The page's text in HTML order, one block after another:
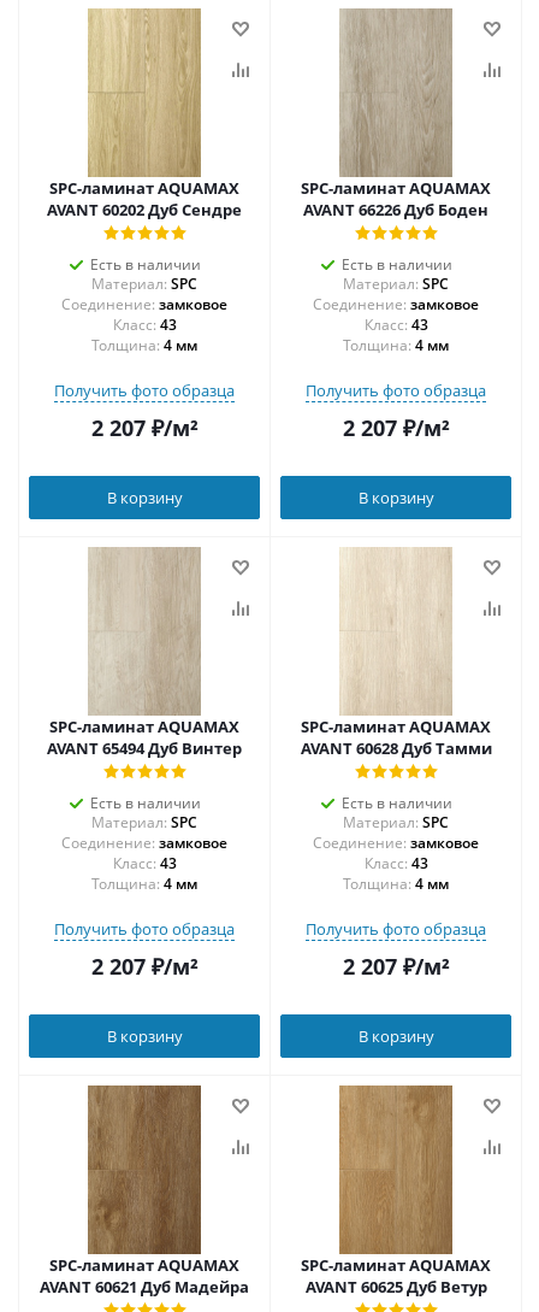
SPC-ламинат AQUAMAX
AVANT 60202 Дуб Сендре
Есть в наличии
Материал: SPC
Соединение: замковое
43
Толщина: 4 мм
Получить фото образца
2 207₽/м²
В корзину
SPC-ламинат AQUAMAX
AVANT 66226 Дуб Боден
Есть в наличии
Материал: SPC
Соединение: замковое
43
Толщина: 4 мм
Получить фото образца
2 207₽/м²
В корзину
SPC-ламинат AQUAMAX
AVANT 65494 Дуб Винтер
Есть в наличии
Материал: SPC
Соединение: замковое
43
Толщина: 4 мм
Получить фото образца
2 207₽/м²
В корзину
SPC-ламинат AQUAMAX
AVANT 60628 Дуб Тамми
Есть в наличии
Материал: SPC
Соединение: замковое
43
Толщина: 4 мм
Получить фото образца
2 207₽/м²
В корзину
SPC-ламинат AQUAMAX
AVANT 60621 Дуб Мадейра
SPC-ламинат AQUAMAX
AVANT 60625 Дуб Ветур